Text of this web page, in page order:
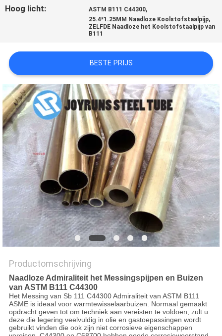
PRIVACYBELEID
Hoog licht: ASTM B111 C44300,
25.4*1.25MM Naadloze Koolstofstaalpijp,
ZELFDE Naadloze het Koolstofstaalpijp van
B111
BESTE PRIJS
Productomschrijving
Naadloze Admiraliteit het Messingspijpen en Buizen
van ASTM B111 C44300
Het Messing van Sb 111 C44300 Admiraliteit van ASTM B111
ASME is ideaal voor warmtewisselaarbuizen. Normaal gemaakt
opdracht geven tot om techniek aan vereisten te voldoen, zult u
deze die legering veelvuldig in olie en gastoepassingen wordt
gebruikt vinden die ook zijn niet corrosieve eigenschappen